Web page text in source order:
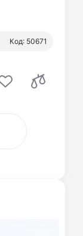
Код: 50671